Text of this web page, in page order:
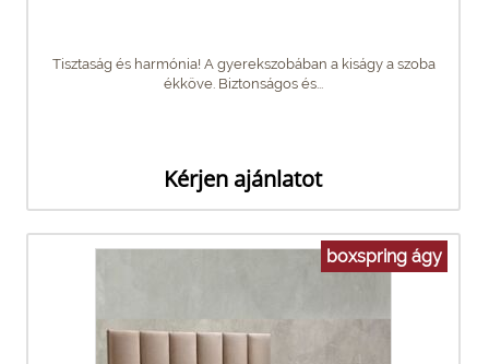
Tisztaság és harmónia! A gyerekszobában a kiságy a szoba
ékköve. Biztonságos és...
Kérjen ajánlatot
boxspring ágy